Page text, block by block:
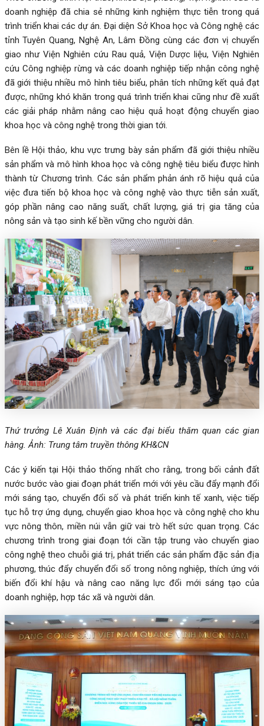
doanh nghiệp đã chia sẻ những kinh nghiệm thực tiễn trong quá
trình triển khai các dự án. Đại diện Sở Khoa học và Công nghệ các
tỉnh Tuyên Quang, Nghệ An, Lâm Đồng cùng các đơn vị chuyển
giao như Viện Nghiên cứu Rau quả, Viện Dược liệu, Viện Nghiên
cứu Công nghiệp rừng và các doanh nghiệp tiếp nhận công nghệ
đã giới thiệu nhiều mô hình tiêu biểu, phân tích những kết quả đạt
được, những khó khăn trong quá trình triển khai cũng như đề xuất
các giải pháp nhằm nâng cao hiệu quả hoạt động chuyển giao
khoa học và công nghệ trong thời gian tới.
Bên lề Hội thảo, khu vực trưng bày sản phẩm đã giới thiệu nhiều
sản phẩm và mô hình khoa học và công nghệ tiêu biểu được hình
thành từ Chương trình. Các sản phẩm phản ánh rõ hiệu quả của
việc đưa tiến bộ khoa học và công nghệ vào thực tiễn sản xuất,
góp phần nâng cao năng suất, chất lượng, giá trị gia tăng của
nông sản và tạo sinh kế bền vững cho người dân.
Thứ trưởng Lê Xuân Định và các đại biểu thăm quan các gian
hàng. Ảnh: Trung tâm truyền thông KH&CN
Các ý kiến tại Hội thảo thống nhất cho rằng, trong bối cảnh đất
nước bước vào giai đoạn phát triển mới với yêu cầu đẩy mạnh đổi
mới sáng tạo, chuyển đổi số và phát triển kinh tế xanh, việc tiếp
tục hỗ trợ ứng dụng, chuyển giao khoa học và công nghệ cho khu
vực nông thôn, miền núi vẫn giữ vai trò hết sức quan trọng. Các
chương trình trong giai đoạn tới cần tập trung vào chuyển giao
công nghệ theo chuỗi giá trị, phát triển các sản phẩm đặc sản địa
phương, thúc đẩy chuyển đổi số trong nông nghiệp, thích ứng với
biến đổi khí hậu và nâng cao năng lực đổi mới sáng tạo của
doanh nghiệp, hợp tác xã và người dân.